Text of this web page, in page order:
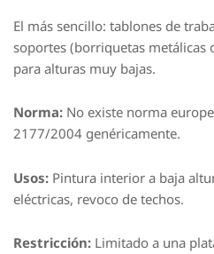
El más sencillo: tablones de
soportes (borriquetas metálicas
para alturas muy bajas.
Norma: No existe norma
2177/2004 genéricamente.
Usos: Pintura interior a baja
eléctricas, revoco de techos.
Restricción: Limitado a una